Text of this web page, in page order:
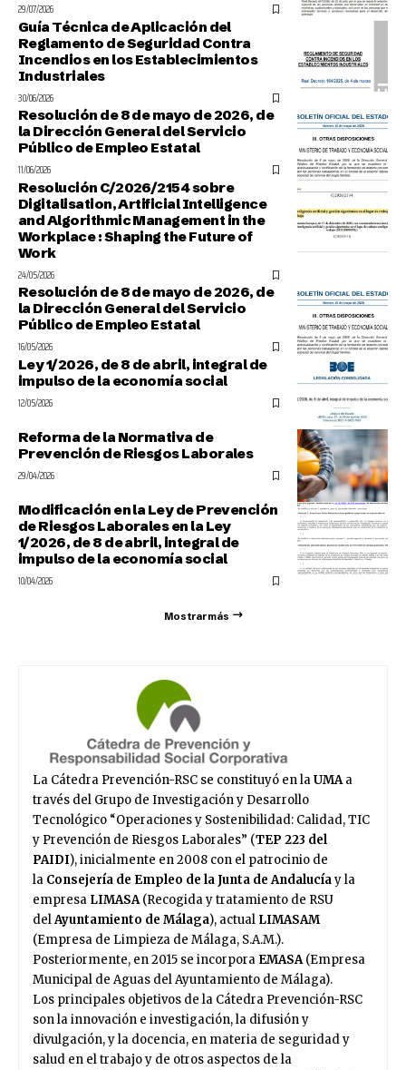
29/07/2026
Guía Técnica de Aplicación del
Reglamento de Seguridad Contra
Incendios en los Establecimientos
Industriales
30/06/2026
Resolución de 8 de mayo de 2026, de
la Dirección General del Servicio
Público de Empleo Estatal
11/06/2026
Resolución C/2026/2154 sobre
Digitalisation, Artificial Intelligence
and Algorithmic Management in the
Workplace : Shaping the Future of
Work
24/05/2026
Resolución de 8 de mayo de 2026, de
la Dirección General del Servicio
Público de Empleo Estatal
16/05/2026
Ley 1/2026, de 8 de abril, integral de
impulso de la economía social
12/05/2026
Reforma de la Normativa de
Prevención de Riesgos Laborales
29/04/2026
Modificación en la Ley de Prevención
de Riesgos Laborales en la Ley
1/2026, de 8 de abril, integral de
impulso de la economía social
10/04/2026
Mostrar más
La Cátedra Prevención-RSC se constituyó en laUMAa
través del Grupo de Investigación y Desarrollo
Tecnológico “Operaciones y Sostenibilidad: Calidad, TIC
y Prevención de Riesgos Laborales” (TEP 223 del
PAIDI), inicialmente en 2008 con el patrocinio de
la Consejería de Empleo de la Junta de Andalucíay la
empresa LIMASA(Recogida y tratamiento de RSU
delAyuntamiento de Málaga), actual LIMASAM
(Empresa de Limpieza de Málaga, S.A.M.).
Posteriormente, en 2015 se incorpora EMASA(Empresa
Municipal de Aguas del Ayuntamiento de Málaga).
Los principales objetivos de la Cátedra Prevención-RSC
son la innovación e investigación, la difusión y
divulgación, y la docencia, en materia de seguridad y
salud en el trabajo y de otros aspectos de la